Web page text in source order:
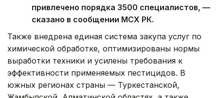
привлечено порядка 3500 специалистов, —
сказано в сообщении МСХ РК.
Также внедрена единая система закупа услуг по
химической обработке, оптимизированы нормы
выработки техники и усилены требования к
эффективности применяемых пестицидов. В
южных регионах страны — Туркестанской,